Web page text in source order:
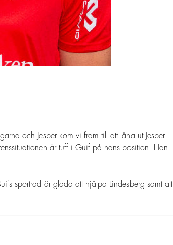
och Jesper kom vi fram till att låna ut Jesper
är tuff i Guif på hans position. Han
sportråd är glada att hjälpa Lindesberg samt att